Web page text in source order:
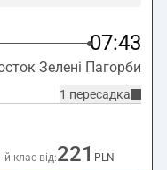
07:43
Зелені Пагорби
1 пересадка
й клас від:221 PLN